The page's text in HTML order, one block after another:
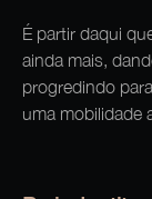
É partir daqui
ainda mais,
progredindo
uma mobilidade